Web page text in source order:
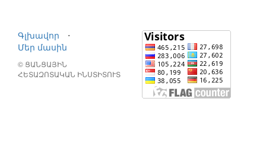
Գլխավոր
⋅
Մեր մասին
© ՑԱՆՑԱՅԻՆ
ՀԵՏԱԶՈՏԱԿԱՆ ԻՆՍՏԻՏՈՒՏ